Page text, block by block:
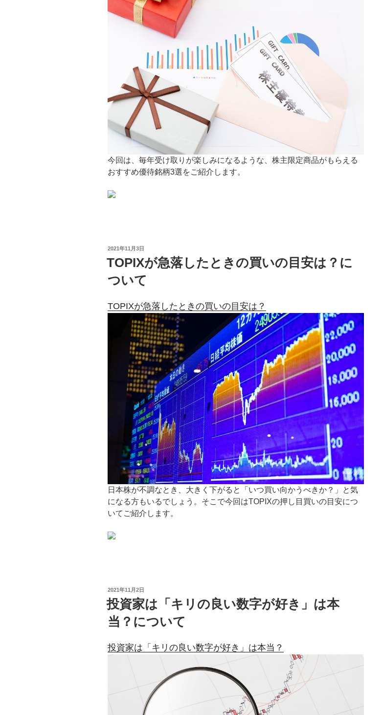
今回は、毎年受け取りが楽しみになるような、株主限定商品がもらえる
おすすめ優待銘柄3選をご紹介します。
投
2021年11月3日
TOPIXが急落したときの買いの目安は？に
ついて
TOPIXが急落したときの買いの目安は？
日本株が不調なとき、大きく下がると「いつ買い向かうべきか？」と気
になる方もいるでしょう。そこで今回はTOPIXの押し目買いの目安につ
いてご紹介します。
投
稿
日:
2021年11月2日
投資家は「キリの良い数字が好き」は本
当？について
投資家は「キリの良い数字が好き」は本当？